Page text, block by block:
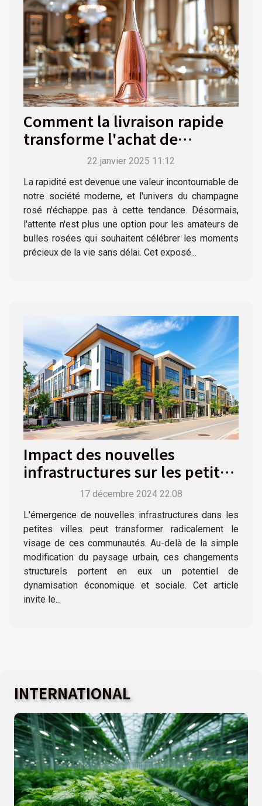
Comment la livraison rapide
transforme l'achat de
champagne rosé
22 janvier 2025 11:12
La rapidité est devenue une valeur incontournable de
notre société moderne, et l'univers du champagne
rosé n'échappe pas à cette tendance. Désormais,
l'attente n'est plus une option pour les amateurs de
bulles rosées qui souhaitent célébrer les moments
précieux de la vie sans délai. Cet exposé...
Impact des nouvelles
infrastructures sur les petites
17 décembre 2024 22:08
L'émergence de nouvelles infrastructures dans les
petites villes peut transformer radicalement le
visage de ces communautés. Au-delà de la simple
modification du paysage urbain, ces changements
structurels portent en eux un potentiel de
dynamisation économique et sociale. Cet article
invite le...
INTERNATIONAL